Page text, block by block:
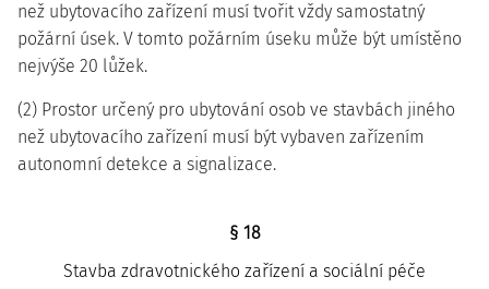
než ubytovacího zařízení musí tvořit vždy samostatný
požární úsek. V tomto požárním úseku může být umístěno
nejvýše 20 lůžek.
(2) Prostor určený pro ubytování osob ve stavbách jiného
než ubytovacího zařízení musí být vybaven zařízením
autonomní detekce a signalizace.
§ 18
Stavba zdravotnického zařízení a sociální péče